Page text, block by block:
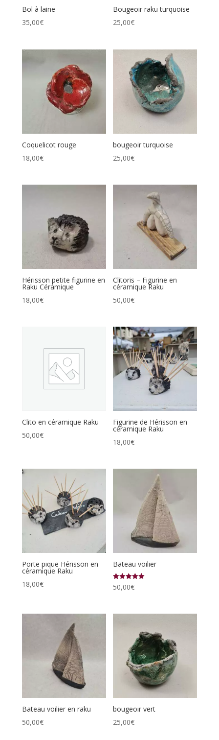
Bol à laine
35,00€
Bougeoir raku turquoise
25,00€
Coquelicot rouge
18,00€
bougeoir turquoise
25,00€
Hérisson petite figurine en
Raku Céramique
18,00€
Clitoris – Figurine en
céramique Raku
50,00€
Clito en céramique Raku
50,00€
Figurine de Hérisson en
céramique Raku
18,00€
Porte pique Hérisson en
céramique Raku
18,00€
Bateau voilier
Note
5.00
50,00€
Bateau voilier en raku
50,00€
bougeoir vert
25,00€